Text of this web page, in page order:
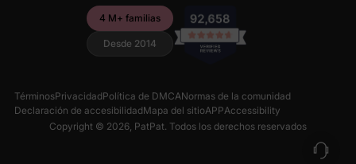
4 M+ familias
Desde 2014
TérminosPrivacidadPolítica de DMCANormas de la comunidad
Declaración de accesibilidadMapa del sitioAPPAccessibility
Copyright © 2026, PatPat. Todos los derechos reservados